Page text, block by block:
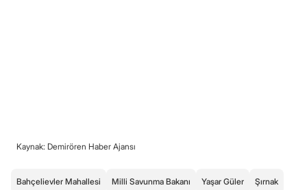
Kaynak: Demirören Haber Ajansı
Bahçelievler Mahallesi Milli Savunma Bakanı Yaşar Güler Şırnak